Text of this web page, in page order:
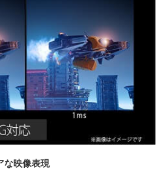
な映像表現